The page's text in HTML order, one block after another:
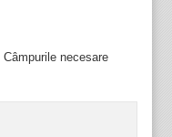
Câmpurile necesare